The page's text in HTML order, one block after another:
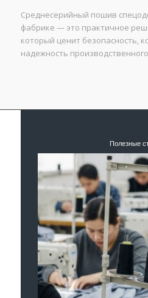
Среднесерийный пошив
фабрике — это практичное
который ценит безопасность,
надежность
Полезные